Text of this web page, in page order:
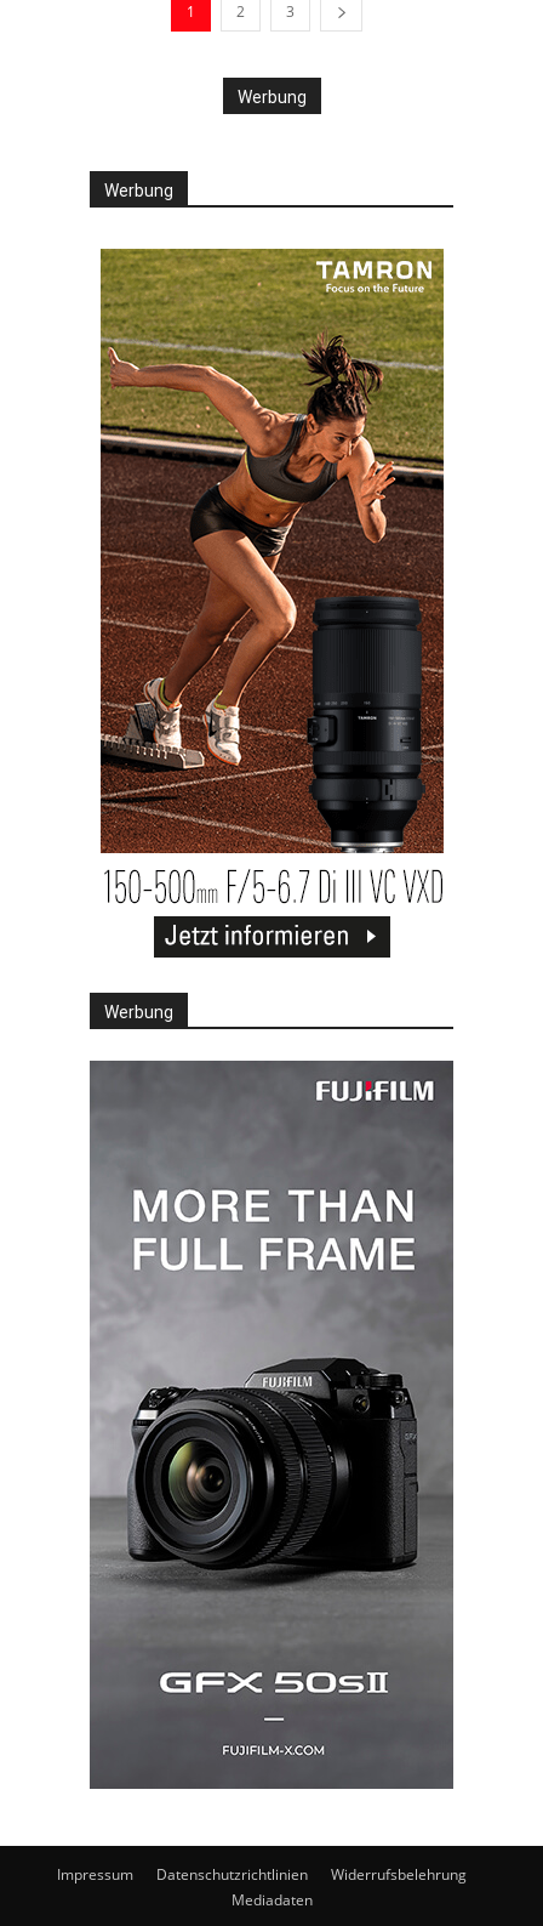
1 2 3
Werbung
Werbung
Werbung
Impressum Datenschutzrichtlinien
Widerrufsbelehrung
Mediadaten